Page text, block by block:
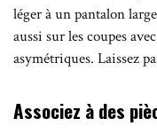
léger à un pantalon
aussi sur les coupes
asymétriques. Laissez
Associez à des